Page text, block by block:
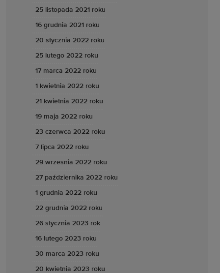
25 listopada 2021 roku
16 grudnia 2021 roku
20 stycznia 2022 roku
25 lutego 2022 roku
17 marca 2022 roku
1 kwietnia 2022 roku
21 kwietnia 2022 roku
19 maja 2022 roku
23 czerwca 2022 roku
7 lipca 2022 roku
29 wrzesnia 2022 roku
27 października 2022 roku
1 grudnia 2022 roku
22 grudnia 2022 roku
26 stycznia 2023 rok
16 lutego 2023 roku
30 marca 2023 roku
20 kwietnia 2023 roku